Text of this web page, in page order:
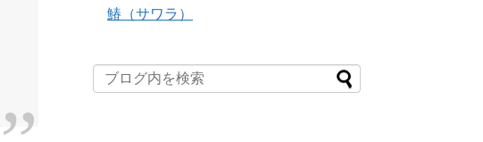
鰆（サワラ）